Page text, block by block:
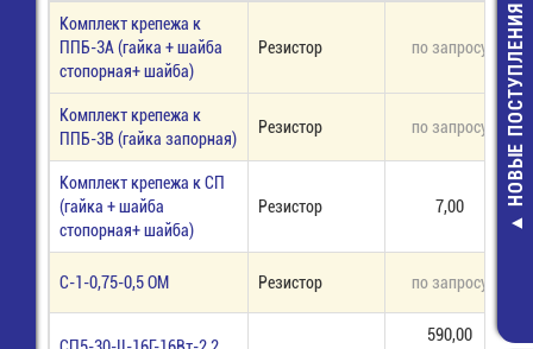
SM6T22CA
20,00 руб.
НОВЫЕ ПОСТУПЛЕНИЯ
Комплект крепежа к
ППБ-3А (гайка + шайба
стопорная+ шайба)
Резистор по запросу
Комплект крепежа к
ППБ-3В (гайка запорная)
Резистор по запросу
Комплект крепежа к СП
(гайка + шайба
стопорная+ шайба)
Резистор 7,00
С-1-0,75-0,5 ОМ Резистор по запросу
590,00